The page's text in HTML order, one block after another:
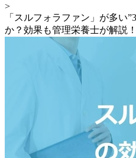
>
「スルフォラファン」が多い
か？効果も管理栄養士が解説！